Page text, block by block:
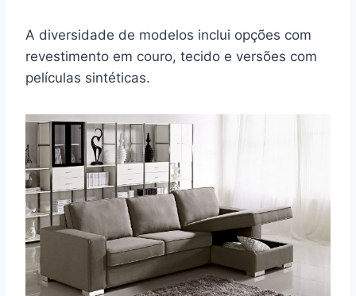
A diversidade de modelos inclui opções com
revestimento em couro, tecido e versões com
películas sintéticas.